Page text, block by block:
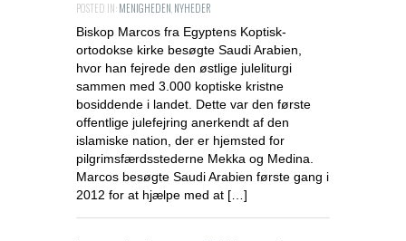
POSTED IN:MENIGHEDEN NYHEDER
Biskop Marcos fra Egyptens Koptisk-
ortodokse kirke besøgte Saudi Arabien,
hvor han fejrede den østlige juleliturgi
sammen med 3.000 koptiske kristne
bosiddende i landet. Dette var den første
offentlige julefejring anerkendt af den
islamiske nation, der er hjemsted for
pilgrimsfærdsstederne Mekka og Medina.
Marcos besøgte Saudi Arabien første gang i
2012 for at hjælpe med at […]